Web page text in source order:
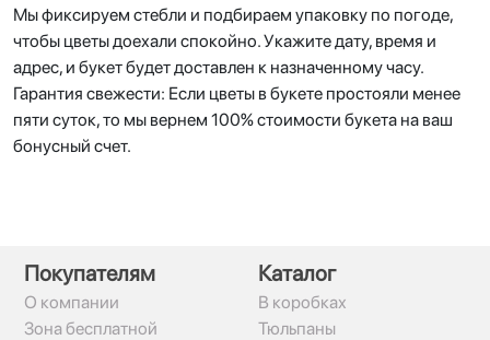
Мы фиксируем стебли и подбираем упаковку по погоде,
чтобы цветы доехали спокойно. Укажите дату, время и
адрес, и букет будет доставлен к назначенному часу.
Гарантия свежести: Если цветы в букете простояли менее
пяти суток, то мы вернем 100% стоимости букета на ваш
бонусный счет.
Покупателям
О компании
Зона бесплатной
Каталог
В коробках
Тюльпаны